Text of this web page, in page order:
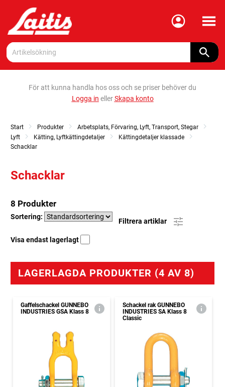
Meny
För att kunna handla hos oss och se priser behöver du
Logga in ellerSkapa konto
Start Produkter
Arbetsplats, Förvaring, Lyft, Transport, Stegar
Lyft
Kätting, Lyftkättingdetaljer
Kättingdetaljer klassade
Schacklar
Schacklar
8 Produkter
Sortering:
Filtrera artiklar
Visa endast lagerlagt
LAGERLAGDA PRODUKTER (4 AV 8)
Gaffelschackel GUNNEBO
INDUSTRIES GSA Klass 8
Schackel rak GUNNEBO
INDUSTRIES SA Klass 8
Classic